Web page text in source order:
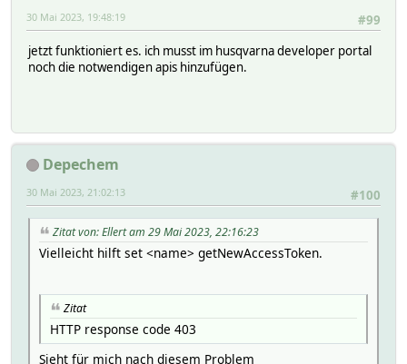
#99
30 Mai 2023, 19:48:19
jetzt funktioniert es. ich musst im husqvarna developer portal
noch die notwendigen apis hinzufügen.
Depechem
#100
30 Mai 2023, 21:02:13
Zitat von: Ellert am 29 Mai 2023, 22:16:23
Vielleicht hilft set <name> getNewAccessToken.
Zitat
HTTP response code 403
Sieht für mich nach diesem Problem